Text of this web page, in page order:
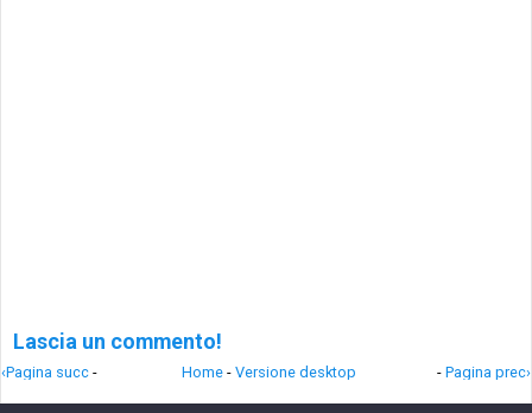
Lascia un commento!
‹Pagina succ - - Pagina prec›
Home - Versione desktop